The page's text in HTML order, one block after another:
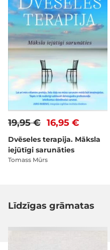
16,95 €
19,95 €
Dvēseles terapija. Māksla
iejūtīgi sarunāties
Tomass Mūrs
Līdzīgas grāmatas